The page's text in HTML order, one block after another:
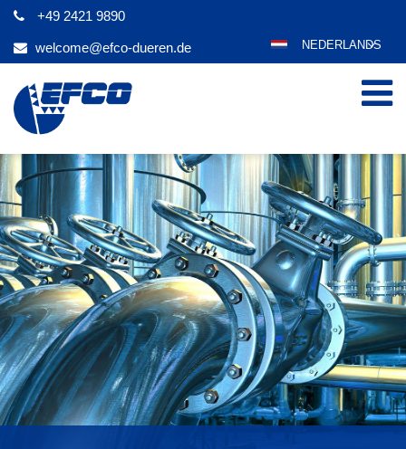
+49 2421 9890
welcome@efco-dueren.de
POLSKI
FRANÇAIS
ITALIANO
عربي
한국어
日本語
ČEŠTINA
PORTUGUÊS
РУССКИЙ
TÜRKÇE
MAGYAR
NEDERLANDS